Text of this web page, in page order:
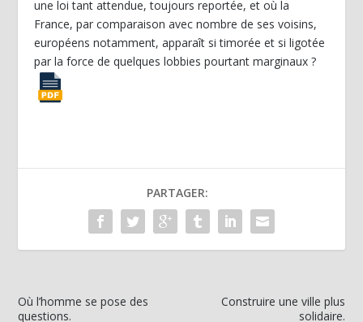
une loi tant attendue, toujours reportée, et où la
France, par comparaison avec nombre de ses voisins,
européens notamment, apparaît si timorée et si ligotée
par la force de quelques lobbies pourtant marginaux ?
PARTAGER:
Où l’homme se pose des
questions.
Construire une ville plus
solidaire.